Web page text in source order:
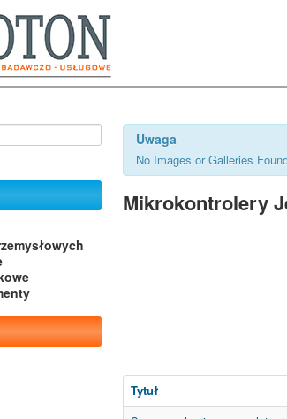
Uwaga
No Images or Galleries
Mikrokontrolery
Tytuł